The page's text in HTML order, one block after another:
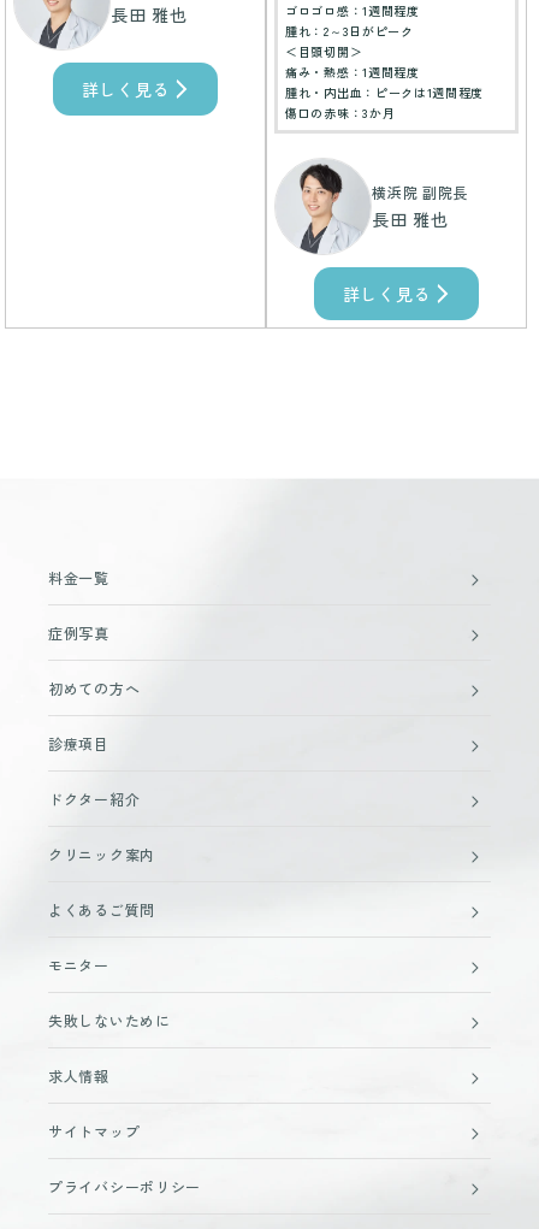
長田 雅也
詳しく見る
ゴロゴロ感：1週間程度
腫れ：2～3日がピーク
＜目頭切開＞
痛み・熱感：1週間程度
腫れ・内出血：ピークは1週間程度
傷口の赤味：3か月
横浜院 副院長
長田 雅也
詳しく見る
料金一覧
症例写真
初めての方へ
診療項目
ドクター紹介
クリニック案内
よくあるご質問
モニター
失敗しないために
求人情報
サイトマップ
プライバシーポリシー